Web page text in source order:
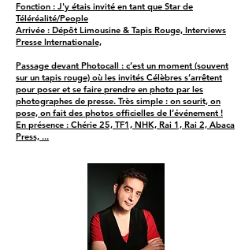
Fonction : J'y étais invité en tant que Star de
Téléréalité/People
Arrivée : Dépôt Limousine & Tapis Rouge, Interviews
Presse Internationale,
Passage devant Photocall : c’est un moment (souvent
sur un tapis rouge) où les invités Célèbres s’arrêtent
pour poser et se faire prendre en photo par les
photographes de presse. Très simple : on sourit, on
pose, on fait des photos officielles de l’événement !
En présence : Chérie 25, TF1, NHK, Rai 1, Rai 2, Abaca
Press, ...